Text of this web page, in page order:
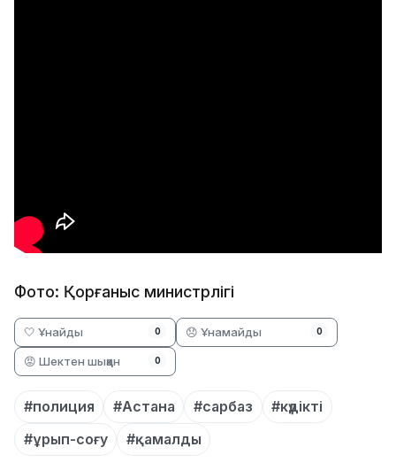
Фото: Қорғаныс министрлігі
🤍 Ұнайды 0 😞 Ұнамайды 0
😡 Шектен шыққан 0
#полиция #Астана #сарбаз
#күдікті
#ұрып-соғу
#қамалды